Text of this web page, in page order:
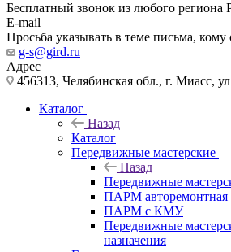
Бесплатный звонок из любого региона
E-mail
Просьба указывать в теме письма, кому
g-s@gird.ru
Адрес
456313, Челябинская обл., г. Миасс,
Каталог
Назад
Каталог
Передвижные мастерские
Назад
Передвижные
ПАРМ авторемонтная
ПАРМ с КМУ
Передвижные
назначения